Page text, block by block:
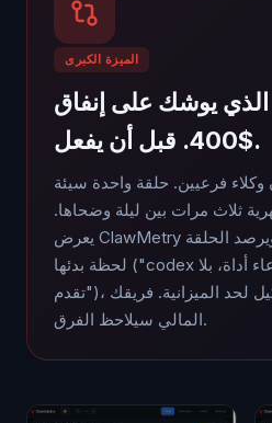
الميزة الكبرى
يوشك على إنفاق
$400. قبل أن يفعل.
وكلاء فرعيين. حلقة واحدة سيئة
ثلاث مرات بين ليلة وضحاها.
يعرض ClawMetry شجرة التفرّع مباشرةً، ويرصد الحلقة
لحظة بدئها ("codex يدور في حلقة، 38 استدعاء أداة، بلا
تقدم")، وينبّهك فور تجاوز أي وكيل لحد الميزانية. فريقك
المالي سيلاحظ الفرق.